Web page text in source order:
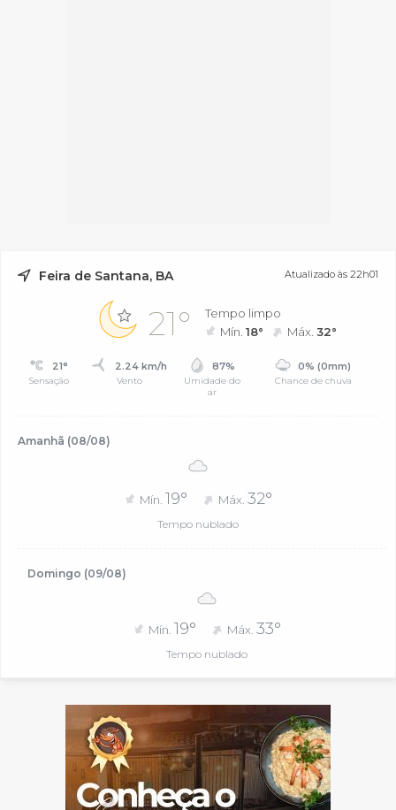
Feira de Santana, BA Atualizado às 22h01
21°
Tempo limpo
Mín.18° Máx.32°
21°
Sensação
2.24 km/h
Vento
87%
Umidade do
ar
0% (0mm)
Chance de chuva
Amanhã (08/08)
Mín. 19° Máx. 32°
Tempo nublado
Domingo (09/08)
Mín. 19° Máx. 33°
Tempo nublado